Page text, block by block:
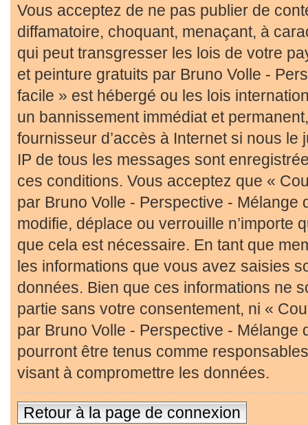
Vous acceptez de ne pas publier de
diffamatoire, choquant, menaçant, à
qui peut transgresser les lois de votre
et peinture gratuits par Bruno Volle -
facile » est hébergé ou les lois
un bannissement immédiat et
fournisseur d’accès à Internet si nous
IP de tous les messages sont
ces conditions. Vous acceptez que «
par Bruno Volle - Perspective - Mélange
modifie, déplace ou verrouille n’importe
que cela est nécessaire. En tant que
les informations que vous avez saisies
données. Bien que ces informations ne
partie sans votre consentement, ni «
par Bruno Volle - Perspective - Mélange
pourront être tenus comme
visant à compromettre les données.
Retour à la page de connexion